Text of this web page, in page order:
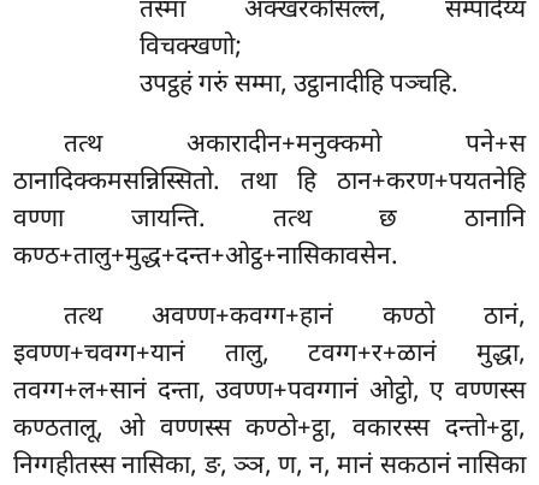
तस्मा अक्खरकोसल्लं, सम्पादेय्य
विचक्खणो;
उपट्ठहं गरुं सम्मा, उट्ठानादीहि पञ्चहि.
तत्थ अकारादीन+मनुक्कमो पने+स
ठानादिक्कमसन्निस्सितो. तथा हि ठान+करण+पयतनेहि
वण्णा जायन्ति. तत्थ छ ठानानि
कण्ठ+तालु+मुद्ध+दन्त+ओट्ठ+नासिकावसेन.
तत्थ अवण्ण+कवग्ग+हानं कण्ठो ठानं,
इवण्ण+चवग्ग+यानं तालु, टवग्ग+र+ळानं मुद्धा,
तवग्ग+ल+सानं दन्ता, उवण्ण+पवग्गानं ओट्ठो, ए वण्णस्स
कण्ठतालू, ओ वण्णस्स कण्ठो+ट्ठा, वकारस्स दन्तो+ट्ठा,
निग्गहीतस्स नासिका, ङ, ञ्ञ, ण, न, मानं सकठानं नासिका